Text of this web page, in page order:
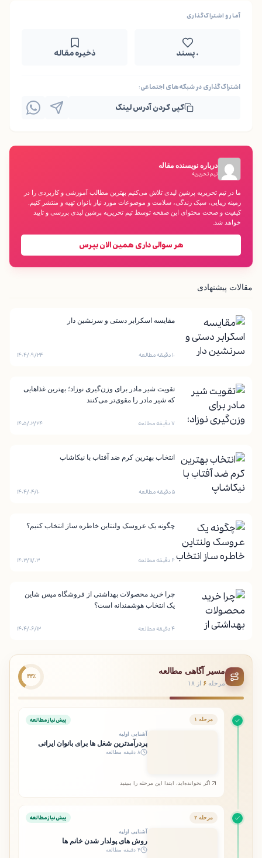
آمار و اشتراک‌گذاری
۰ پسند ذخیره مقاله
اشتراک‌گذاری در شبکه‌های اجتماعی:
کپی کردن آدرس لینک
درباره نویسنده مقاله
تیم تحریریه
ما در تیم تحریریه پرشین لیدی تلاش می‌کنیم بهترین مطالب آموزشی و کاربردی را در
زمینه زیبایی، سبک زندگی، سلامت و موضوعات مورد نیاز بانوان تهیه و منتشر کنیم.
کیفیت و صحت محتوای این صفحه توسط تیم تحریریه پرشین لیدی بررسی و تایید
خواهد شد.
هر سوالی داری همین الان بپرس
مقالات پیشنهادی
مقایسه اسکرابر دستی و سرنشین دار
۱۰ دقیقه مطالعه ۱۴۰۴/۰۹/۲۴
تقویت شیر مادر برای وزن‌گیری نوزاد؛ بهترین غذاهایی
که شیر مادر را مقوی‌تر می‌کنند
۷ دقیقه مطالعه ۱۴۰۵/۰۲/۲۴
انتخاب بهترین کرم ضد آفتاب با نیکاشاپ
۵ دقیقه مطالعه ۱۴۰۴/۰۴/۱۰
چگونه یک عروسک ولنتاین خاطره ساز انتخاب کنیم؟
۶ دقیقه مطالعه ۱۴۰۳/۱۱/۰۳
چرا خرید محصولات بهداشتی از فروشگاه میس شاین
یک انتخاب هوشمندانه است؟
۴ دقیقه مطالعه ۱۴۰۴/۰۶/۱۲
مسیر آگاهی مطالعه
مرحله۶ از ۱۸
۳۳٪
مرحله ۱ پیش‌نیاز مطالعه
آشنایی اولیه
پردرآمدترین شغل ها برای بانوان ایرانی
۸ دقیقه مطالعه
اگر نخوانده‌اید، ابتدا این مرحله را ببینید
مرحله ۲ پیش‌نیاز مطالعه
آشنایی اولیه
روش های پولدار شدن خانم ها
۴ دقیقه مطالعه